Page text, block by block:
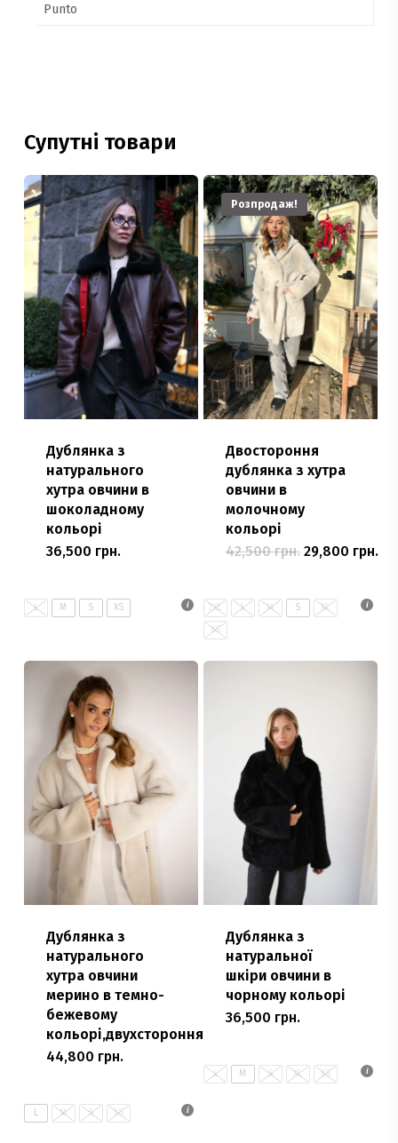
Punto
Супутні товари
Дублянка з
натурального
хутра овчини в
шоколадному
кольорі
36,500 грн.
варіантів.
вибрати
на
сторінці
L M S XS
Розпродаж!
Двостороння
дублянка з хутра
овчини в
молочному
кольорі
42,500грн. Оригінальна
ціна:
29,800 грн.
Цей
має
варіантів.
на
сторінці
товару
2XL L M S XL
XS
Дублянка з
натурального
хутра овчини
мерино в темно-
бежевому
кольорі,двухстороння
44,800 грн.
L M S XS
Дублянка з
натуральної
шкіри овчини в
чорному кольорі
36,500 грн.
має
L M S XL XS